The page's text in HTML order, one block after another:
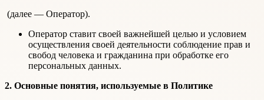
(далее — Оператор).
Оператор ставит своей важнейшей целью и условием
осуществления своей деятельности соблюдение прав и
свобод человека и гражданина при обработке его
персональных данных.
2. Основные понятия, используемые в Политике